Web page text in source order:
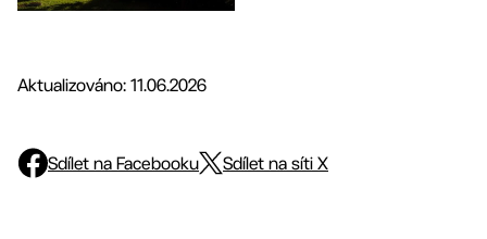
Aktualizováno: 11.06.2026
Sdílet na Facebooku Sdílet na síti X